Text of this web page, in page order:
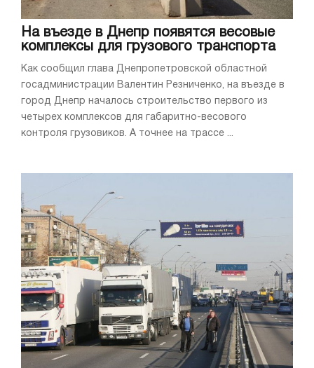
На въезде в Днепр появятся весовые
комплексы для грузового транспорта
Как сообщил глава Днепропетровской областной
госадминистрации Валентин Резниченко, на въезде в
город Днепр началось строительство первого из
четырех комплексов для габаритно-весового
контроля грузовиков. А точнее на трассе ...